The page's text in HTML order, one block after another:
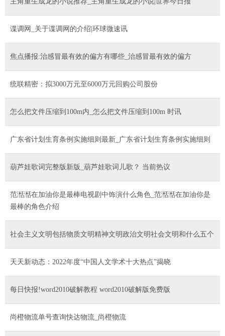
谍调网_关于谍调网的介绍|环球微速讯
焦点播报:治感冒最有效的偏方有哪些_治感冒最有效的偏方
统联精密：拟3000万元至6000万元回购公司股份
怎么把文件压缩到100m内_怎么把文件压缩到100m 时讯
广东省计划生育条例实施细则最新_广东省计划生育条例实施细则
葫芦娃歌词完整版新版_葫芦娃歌词儿歌？ 当前热议
范湉湉在加油你是最棒电视剧中饰演什么角色_范湉湉在加油你是
最棒的角色介绍
社会主义文明包括物质文明精神文明政治文明社会文明和什么五个
天天新动态：2022年度“中国人文学术十大热点”揭晓
每日快报!word2010破解教程 word2010破解版免费版
尚橙物流单号查询快达物流_尚橙物流